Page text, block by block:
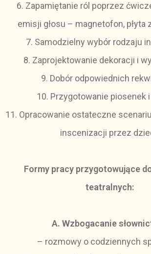
6. Zapamiętanie ról poprzez
emisji głosu – magnetofon, płyta
7. Samodzielny wybór rodzaju
8. Zaprojektowanie dekoracji i
9. Dobór odpowiednich
10. Przygotowanie piosenek
11. Opracowanie ostateczne
inscenizacji przez
Formy pracy przygotowujące
teatralnych:
A. Wzbogacanie
– rozmowy o codziennych